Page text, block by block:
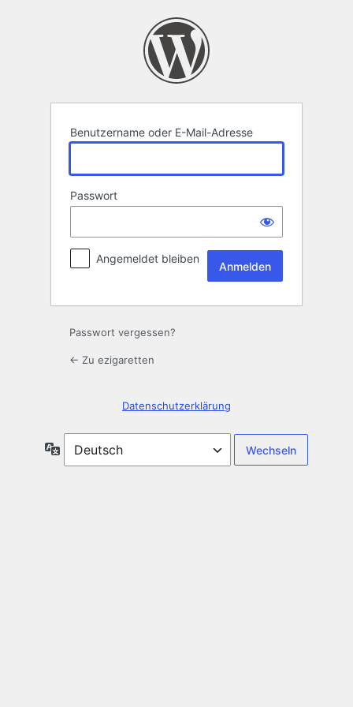
Benutzername oder E-Mail-Adresse
Passwort
Angemeldet bleiben
Passwort vergessen?
← Zu ezigaretten
Datenschutzerklärung
Sprache